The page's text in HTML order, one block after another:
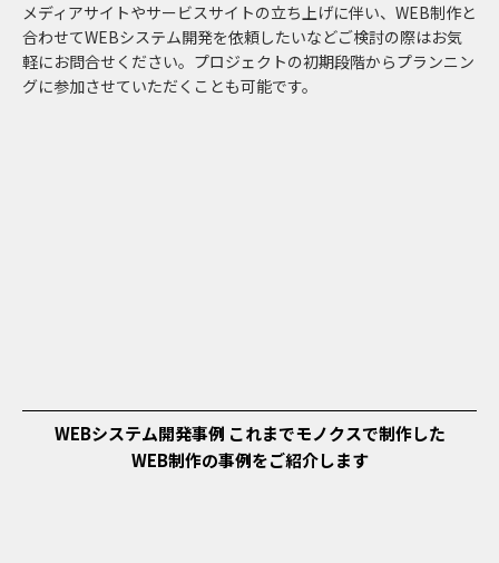
メディアサイトやサービスサイトの立ち上げに伴い、WEB制作と
合わせてWEBシステム開発を依頼したいなどご検討の際はお気
軽にお問合せください。プロジェクトの初期段階からプランニン
グに参加させていただくことも可能です。
WEBシステム開発事例 これまでモノクスで制作した
WEB制作の事例をご紹介します